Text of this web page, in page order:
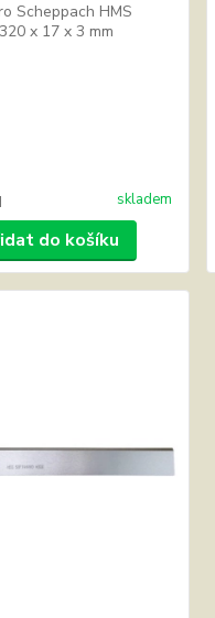
Scheppach HMS
x 17 x 3 mm
skladem
do košíku